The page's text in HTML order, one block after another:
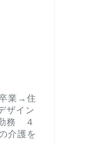
業→住
ザイン
務 ４
介護を